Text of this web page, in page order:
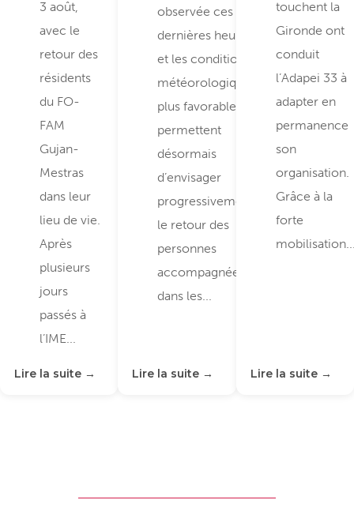
3 août,
avec le
retour des
résidents
du FO-
FAM
Gujan-
Mestras
dans leur
lieu de vie.
Après
plusieurs
jours
passés à
l’IME...
Lire la suite →
observée ces
dernières heures
et les conditions
météorologiques
plus favorables
permettent
désormais
d’envisager
progressivement
le retour des
personnes
accompagnées
dans les...
Lire la suite →
touchent la
Gironde ont
conduit
l’Adapei 33 à
adapter en
permanence
son
organisation.
Grâce à la
forte
Lire la suite →